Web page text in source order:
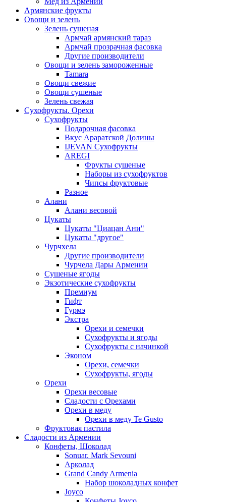
Армянские фрукты
Овощи и зелень
Зелень сушеная
Армчай армянский тараз
Армчай прозрачная фасовка
Другие производители
Овощи и зелень замороженные
Tamara
Овощи свежие
Овощи сушеные
Зелень свежая
Сухофрукты. Орехи
Сухофрукты
Подарочная фасовка
Вкус Араратской Долины
IJEVAN Сухофрукты
AREGI
Фрукты сушеные
Наборы из сухофруктов
Чипсы фруктовые
Разное
Алани
Алани весовой
Цукаты
Цукаты "Циацан Ани"
Цукаты "другое"
Чурчхела
Другие производители
Чурчела Дары Армении
Сушеные ягоды
Экзотические сухофрукты
Премиум
Гифт
Гурмэ
Экстра
Орехи и семечки
Сухофрукты и ягоды
Сухофрукты с начинкой
Эконом
Орехи, семечки
Сухофрукты, ягоды
Орехи
Орехи весовые
Сладости с Орехами
Орехи в меду
Орехи в меду Te Gusto
Фруктовая пастила
Сладости из Армении
Конфеты, Шоколад
Sonuar. Mark Sevouni
Арколад
Grand Candy Armenia
Набор шоколадных конфет
Joyco